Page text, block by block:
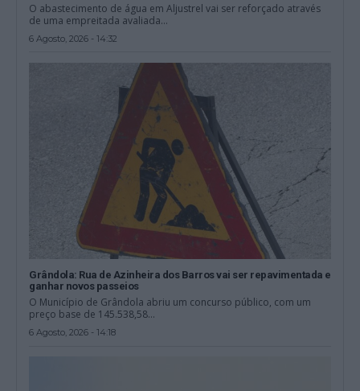
O abastecimento de água em Aljustrel vai ser reforçado através
de uma empreitada avaliada...
6 Agosto, 2026 - 14:32
Grândola: Rua de Azinheira dos Barros vai ser repavimentada e
ganhar novos passeios
O Município de Grândola abriu um concurso público, com um
preço base de 145.538,58...
6 Agosto, 2026 - 14:18